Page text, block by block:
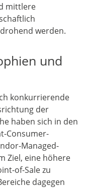
mittlere
werden.
und
konkurrierende
der
haben sich in den
Consumer-
Managed-
Ziel, eine höhere
of-Sale zu
dagegen